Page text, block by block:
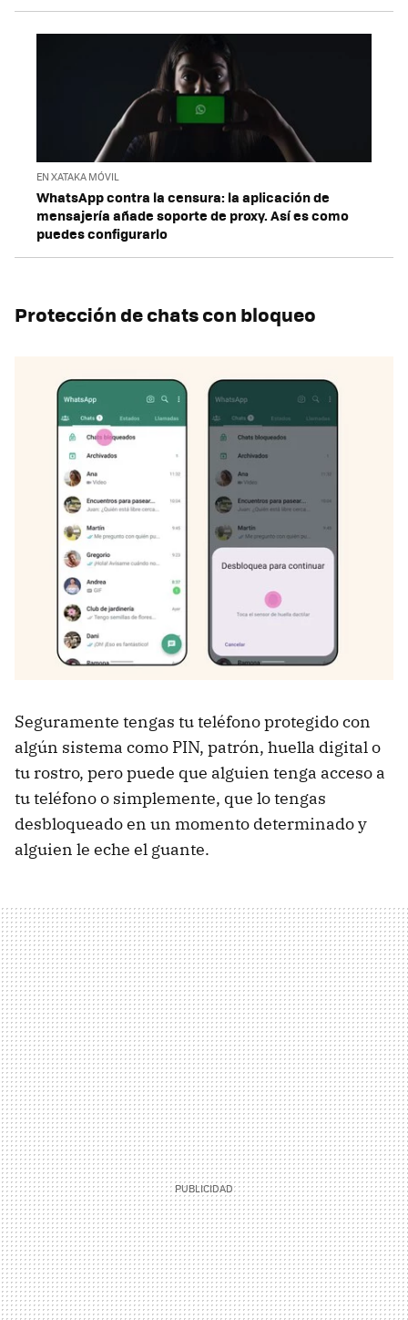
EN XATAKA MÓVIL
WhatsApp contra la censura: la aplicación de
mensajería añade soporte de proxy. Así es como
puedes configurarlo
Protección de chats con bloqueo
Seguramente tengas tu teléfono protegido con
algún sistema como PIN, patrón, huella digital o
tu rostro, pero puede que alguien tenga acceso a
tu teléfono o simplemente, que lo tengas
desbloqueado en un momento determinado y
alguien le eche el guante.